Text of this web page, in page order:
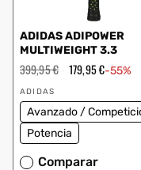
ADIDAS ADIPOWER
MULTIWEIGHT 3.3
Precio
habitual
399,95 € Precio
179,95 €-55%
Proveedor:
ADIDAS
Avanzado /
Potencia
Comparar